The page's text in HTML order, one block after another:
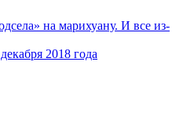
на марихуану. И все из-
2018 года